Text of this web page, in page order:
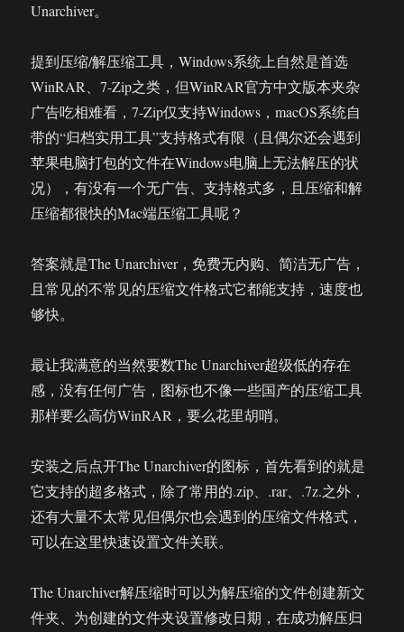
Unarchiver。
提到压缩/解压缩工具，Windows系统上自然是首选
WinRAR、7-Zip之类，但WinRAR官方中文版本夹杂
广告吃相难看，7-Zip仅支持Windows，macOS系统自
带的“归档实用工具”支持格式有限（且偶尔还会遇到
苹果电脑打包的文件在Windows电脑上无法解压的状
况），有没有一个无广告、支持格式多，且压缩和解
压缩都很快的Mac端压缩工具呢？
答案就是The Unarchiver，免费无内购、简洁无广告，
且常见的不常见的压缩文件格式它都能支持，速度也
够快。
最让我满意的当然要数The Unarchiver超级低的存在
感，没有任何广告，图标也不像一些国产的压缩工具
那样要么高仿WinRAR，要么花里胡哨。
安装之后点开The Unarchiver的图标，首先看到的就是
它支持的超多格式，除了常用的.zip、.rar、.7z.之外，
还有大量不太常见但偶尔也会遇到的压缩文件格式，
可以在这里快速设置文件关联。
The Unarchiver解压缩时可以为解压缩的文件创建新文
件夹、为创建的文件夹设置修改日期，在成功解压归